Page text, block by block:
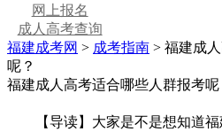
网上报名
成人高考查询
福建成考网 > 成考指南 > 福建成
呢？
福建成人高考适合哪些人群报考呢
【导读】大家是不是想知道福